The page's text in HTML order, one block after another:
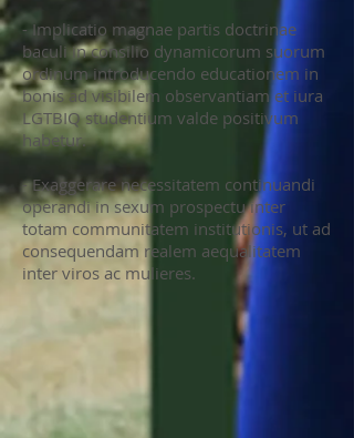
- Implicatio magnae partis doctrinae
baculi in consilio dynamicorum suorum
ordinum introducendo educationem in
bonis ad visibilem observantiam et iura
LGTBIQ studentium valde positivum
habetur.
- Exaggerare necessitatem continuandi
operandi in sexum prospectu inter
totam communitatem institutionis, ut ad
consequendam realem aequalitatem
inter viros ac mulieres.